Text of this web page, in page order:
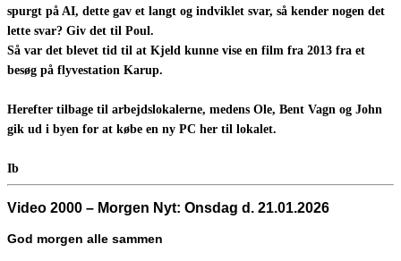
spurgt på AI, dette gav et langt og indviklet svar, så kender nogen det
lette svar? Giv det til Poul.
Så var det blevet tid til at Kjeld kunne vise en film fra 2013 fra et
besøg på flyvestation Karup.
Herefter tilbage til arbejdslokalerne, medens Ole, Bent Vagn og John
gik ud i byen for at købe en ny PC her til lokalet.
Ib
Video 2000 – Morgen Nyt: Onsdag d. 21.01.2026
God morgen alle sammen